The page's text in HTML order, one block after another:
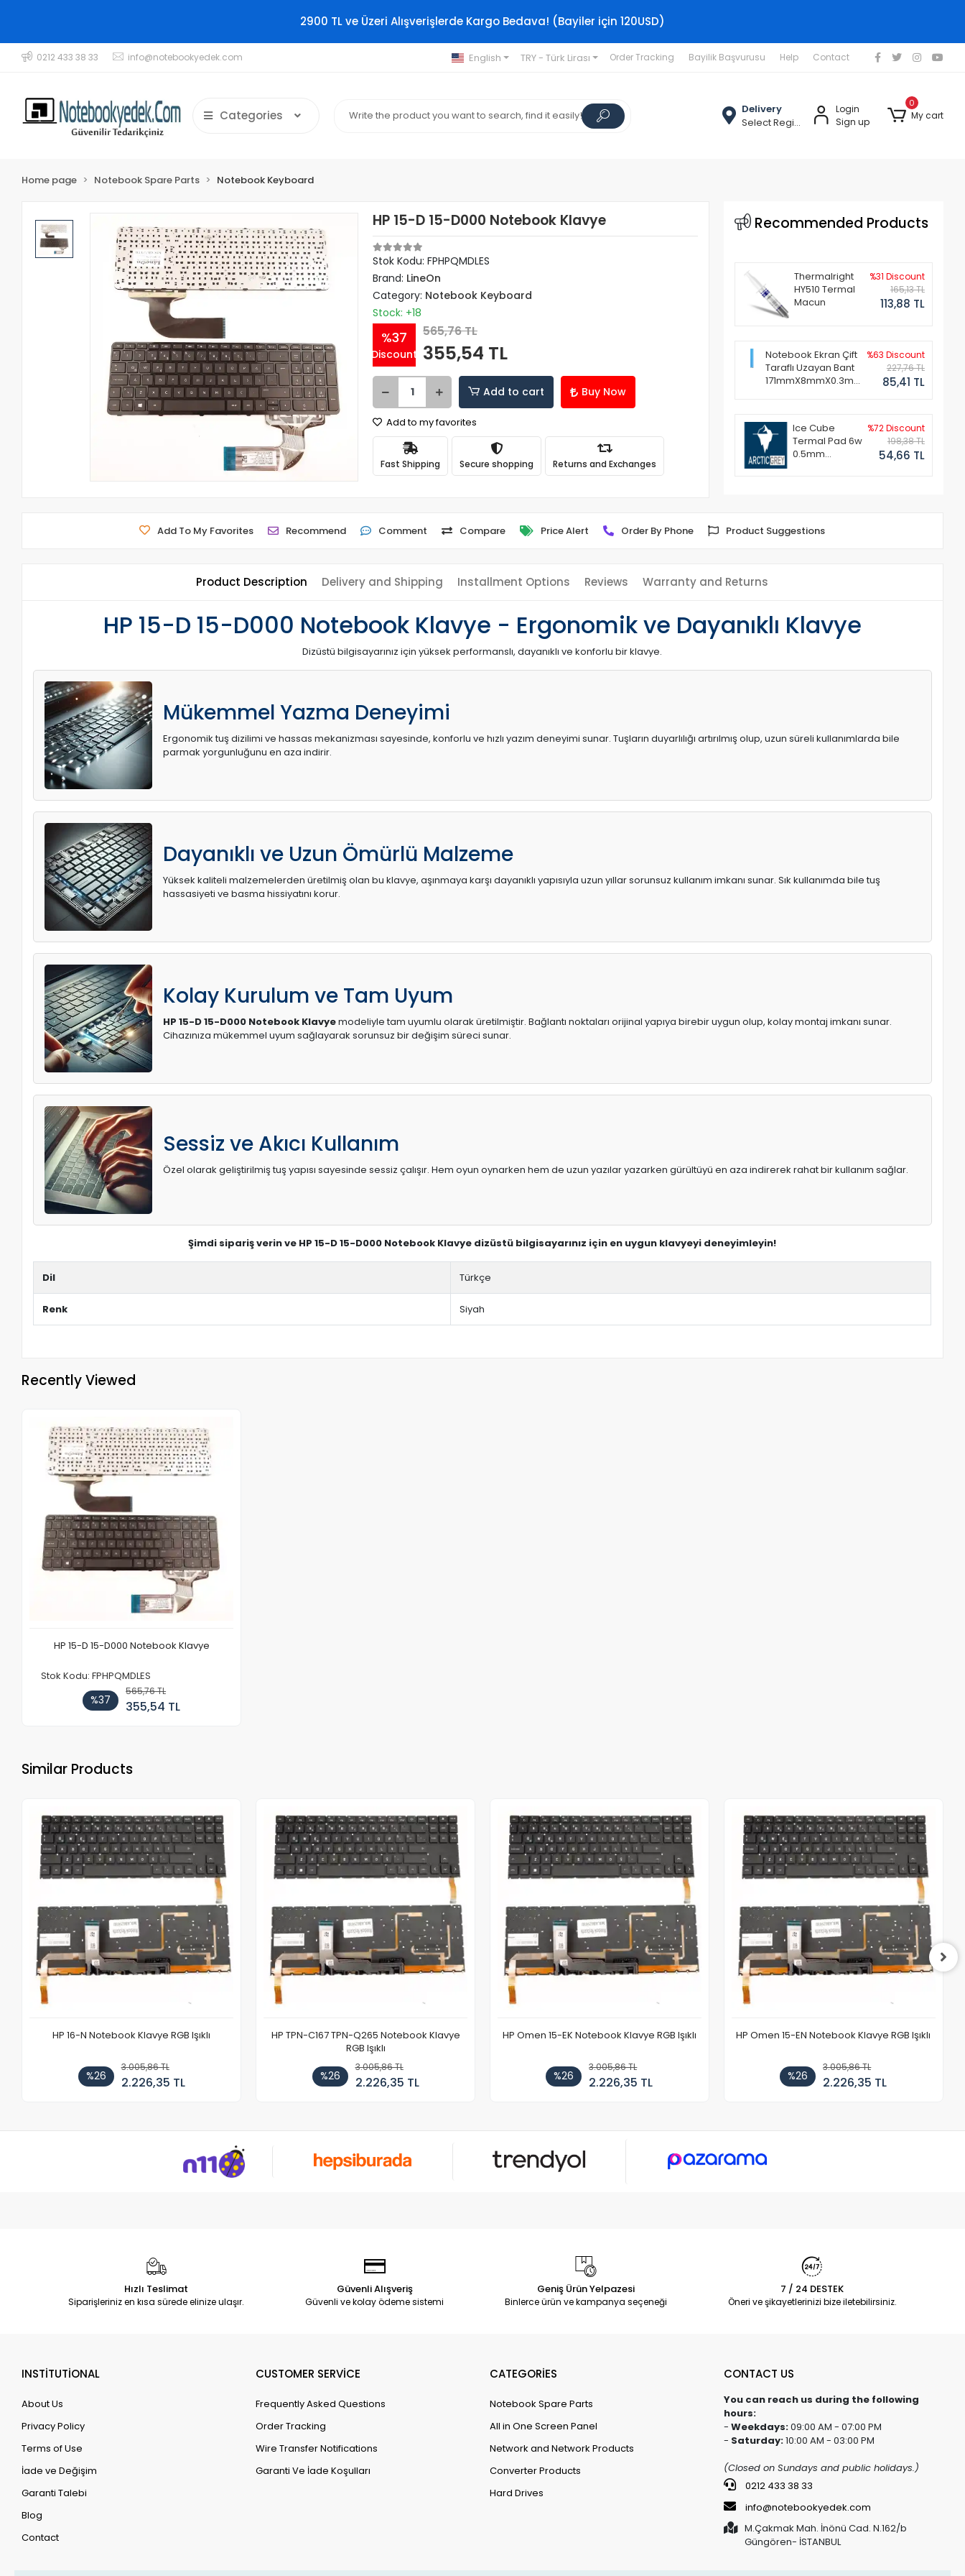
2900 TL ve Üzeri Alışverişlerde Kargo Bedava! (Bayiler için 120USD)
0212 433 38 33 info@notebookyedek.com English TRY - Türk Lirası Order Tracking Bayilik Başvurusu Help Contact
Categories
Delivery
Select Region
Login
Sign up
0
My cart
Home page Notebook Spare Parts Notebook Keyboard
HP 15-D 15-D000 Notebook Klavye
Stok Kodu: FPHPQMDLES
Brand: LineOn
Category: Notebook Keyboard
Stock: +18
%37
Discount
565,76 TL
355,54 TL
Add to cart Buy Now
Add to my favorites
Fast Shipping Secure shopping Returns and Exchanges
Recommended Products
Thermalright
HY510 Termal
Macun
%31 Discount
165,13 TL
113,88 TL
Notebook Ekran Çift
Taraflı Uzayan Bant
171mmX8mmX0.3mm
%63 Discount
227,76 TL
85,41 TL
Ice Cube
Termal Pad 6w
0.5mm
%72 Discount
198,38 TL
54,66 TL
Add To My Favorites Recommend Comment Compare Price Alert Order By Phone Product Suggestions
Product Description Delivery and Shipping Installment Options Reviews Warranty and Returns
HP 15-D 15-D000 Notebook Klavye - Ergonomik ve Dayanıklı Klavye
Dizüstü bilgisayarınız için yüksek performanslı, dayanıklı ve konforlu bir klavye.
Mükemmel Yazma Deneyimi
Ergonomik tuş dizilimi ve hassas mekanizması sayesinde, konforlu ve hızlı yazım deneyimi sunar. Tuşların duyarlılığı artırılmış olup, uzun süreli kullanımlarda bile
parmak yorgunluğunu en aza indirir.
Dayanıklı ve Uzun Ömürlü Malzeme
Yüksek kaliteli malzemelerden üretilmiş olan bu klavye, aşınmaya karşı dayanıklı yapısıyla uzun yıllar sorunsuz kullanım imkanı sunar. Sık kullanımda bile tuş
hassasiyeti ve basma hissiyatını korur.
Kolay Kurulum ve Tam Uyum
HP 15-D 15-D000 Notebook Klavyemodeliyle tam uyumlu olarak üretilmiştir. Bağlantı noktaları orijinal yapıya birebir uygun olup, kolay montaj imkanı sunar.
Cihazınıza mükemmel uyum sağlayarak sorunsuz bir değişim süreci sunar.
Sessiz ve Akıcı Kullanım
Özel olarak geliştirilmiş tuş yapısı sayesinde sessiz çalışır. Hem oyun oynarken hem de uzun yazılar yazarken gürültüyü en aza indirerek rahat bir kullanım sağlar.
Şimdi sipariş verin ve HP 15-D 15-D000 Notebook Klavye dizüstü bilgisayarınız için en uygun klavyeyi deneyimleyin!
Dil Türkçe
Renk Siyah
Recently Viewed
HP 15-D 15-D000 Notebook Klavye
Stok Kodu: FPHPQMDLES
%37
565,76 TL
355,54 TL
Similar Products
HP 16-N Notebook Klavye RGB Işıklı
%26
3.005,86 TL
2.226,35 TL
HP TPN-C167 TPN-Q265 Notebook Klavye
RGB Işıklı
%26
3.005,86 TL
2.226,35 TL
HP Omen 15-EK Notebook Klavye RGB Işıklı
%26
3.005,86 TL
2.226,35 TL
HP Omen 15-EN Notebook Klavye RGB Işıklı
%26
3.005,86 TL
2.226,35 TL
Hızlı Teslimat
Siparişleriniz en kısa sürede elinize ulaşır.
Güvenli Alışveriş
Güvenli ve kolay ödeme sistemi
Geniş Ürün Yelpazesi
Binlerce ürün ve kampanya seçeneği
7 / 24 DESTEK
Öneri ve şikayetlerinizi bize iletebilirsiniz.
INSTİTUTİONAL
About Us
Privacy Policy
Terms of Use
İade ve Değişim
Garanti Talebi
Blog
Contact
CUSTOMER SERVİCE
Frequently Asked Questions
Order Tracking
Wire Transfer Notifications
Garanti Ve İade Koşulları
CATEGORİES
Notebook Spare Parts
All in One Screen Panel
Network and Network Products
Converter Products
Hard Drives
CONTACT US
You can reach us during the following
hours:
- Weekdays:09:00 AM - 07:00 PM
- Saturday:10:00 AM - 03:00 PM
(Closed on Sundays and public holidays.)
0212 433 38 33
info@notebookyedek.com
M.Çakmak Mah. İnönü Cad. N.162/b
Güngören- İSTANBUL